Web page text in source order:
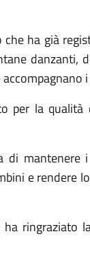
ha già
danzanti,
per la
di mantenere
e rendere
ringraziato